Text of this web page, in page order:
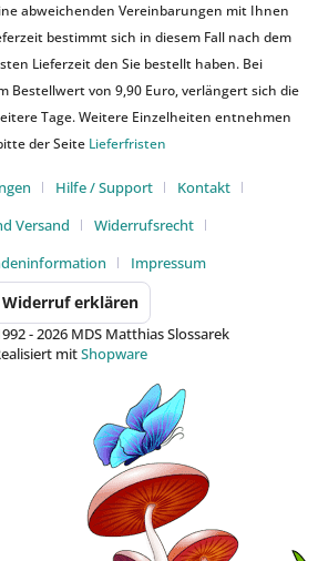
abweichenden Vereinbarungen mit Ihnen
bestimmt sich in diesem Fall nach dem
Lieferzeit den Sie bestellt haben. Bei
Bestellwert von 9,90 Euro, verlängert sich die
Tage. Weitere Einzelheiten entnehmen
der Seite Lieferfristen
Hilfe / Support
Kontakt
Versand
Widerrufsrecht
Impressum
Widerruf erklären
- 2026 MDS Matthias Slossarek
mitShopware